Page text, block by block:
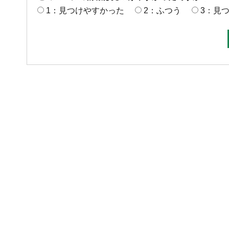
1：見つけやすかった
2：ふつう 3：見